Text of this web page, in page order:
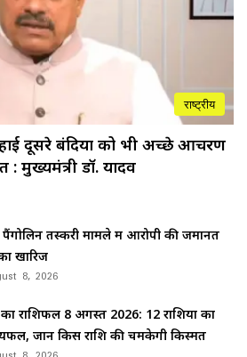
राष्ट्रीय
दूसरे बंदियों को भी अच्छे आचरण
: मुख्यमंत्री डॉ. यादव
पैंगोलिन तस्करी मामले में आरोपी की जमानत
खारिज
8, 2026
राशिफल 8 अगस्त 2026: 12 राशियों का
जानें किस राशि की चमकेगी किस्मत